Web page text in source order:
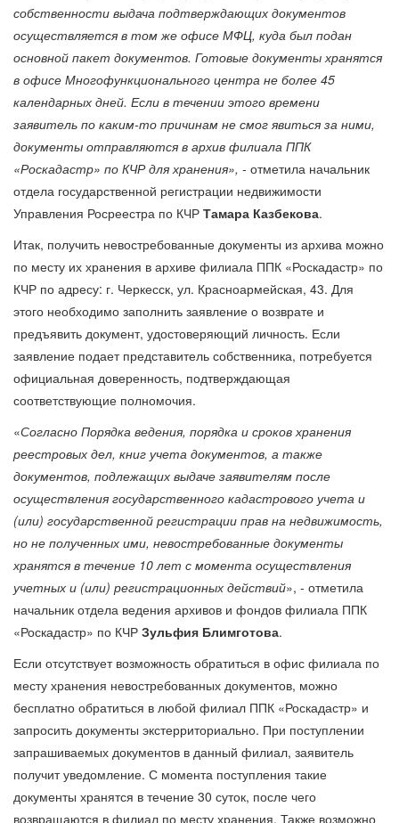
собственности выдача подтверждающих документов
осуществляется в том же офисе МФЦ, куда был подан
основной пакет документов. Готовые документы хранятся
в офисе Многофункционального центра не более 45
календарных дней. Если в течении этого времени
заявитель по каким-то причинам не смог явиться за ними,
документы отправляются в архив филиала ППК
«Роскадастр» по КЧР для хранения», - отметила начальник
отдела государственной регистрации недвижимости
Управления Росреестра по КЧР Тамара Казбекова.
Итак, получить невостребованные документы из архива можно
по месту их хранения в архиве филиала ППК «Роскадастр» по
КЧР по адресу: г. Черкесск, ул. Красноармейская, 43. Для
этого необходимо заполнить заявление о возврате и
предъявить документ, удостоверяющий личность. Если
заявление подает представитель собственника, потребуется
официальная доверенность, подтверждающая
соответствующие полномочия.
«Согласно Порядка ведения, порядка и сроков хранения
реестровых дел, книг учета документов, а также
документов, подлежащих выдаче заявителям после
осуществления государственного кадастрового учета и
(или) государственной регистрации прав на недвижимость,
но не полученных ими, невостребованные документы
хранятся в течение 10 лет с момента осуществления
учетных и (или) регистрационных действий», - отметила
начальник отдела ведения архивов и фондов филиала ППК
«Роскадастр» по КЧР Зульфия Блимготова.
Если отсутствует возможность обратиться в офис филиала по
месту хранения невостребованных документов, можно
бесплатно обратиться в любой филиал ППК «Роскадастр» и
запросить документы экстерриториально. При поступлении
запрашиваемых документов в данный филиал, заявитель
получит уведомление. С момента поступления такие
документы хранятся в течение 30 суток, после чего
возвращаются в филиал по месту хранения. Также возможно